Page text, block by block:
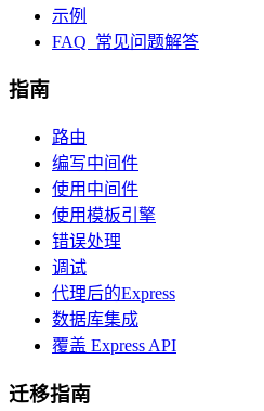
示例
FAQ 常见问题解答
指南
路由
编写中间件
使用中间件
使用模板引擎
错误处理
调试
代理后的Express
数据库集成
覆盖 Express API
迁移指南